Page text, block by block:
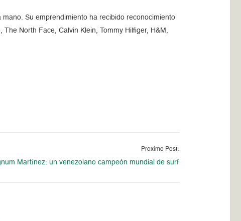
Su emprendimiento ha recibido reconocimiento
North Face, Calvin Klein, Tommy Hilfiger, H&M,
Proximo Post:
Martínez: un venezolano campeón mundial de surf